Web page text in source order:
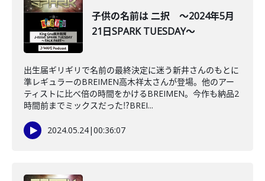
子供の名前は 二択 ～2024年5月
21日SPARK TUESDAY～
出生届ギリギリで名前の最終決定に迷う新井さんのもとに
準レギュラーのBREIMEN高木祥太さんが登場。他のアー
ティストに比べ倍の時間をかけるBREIMEN。今作も納品2
時間前までミックスだった⁉BREI...
2024.05.24|00:36:07